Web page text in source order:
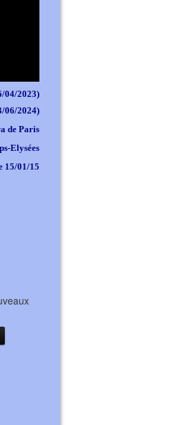
04/2023)
06/2024)
de Paris
Elysées
15/01/15